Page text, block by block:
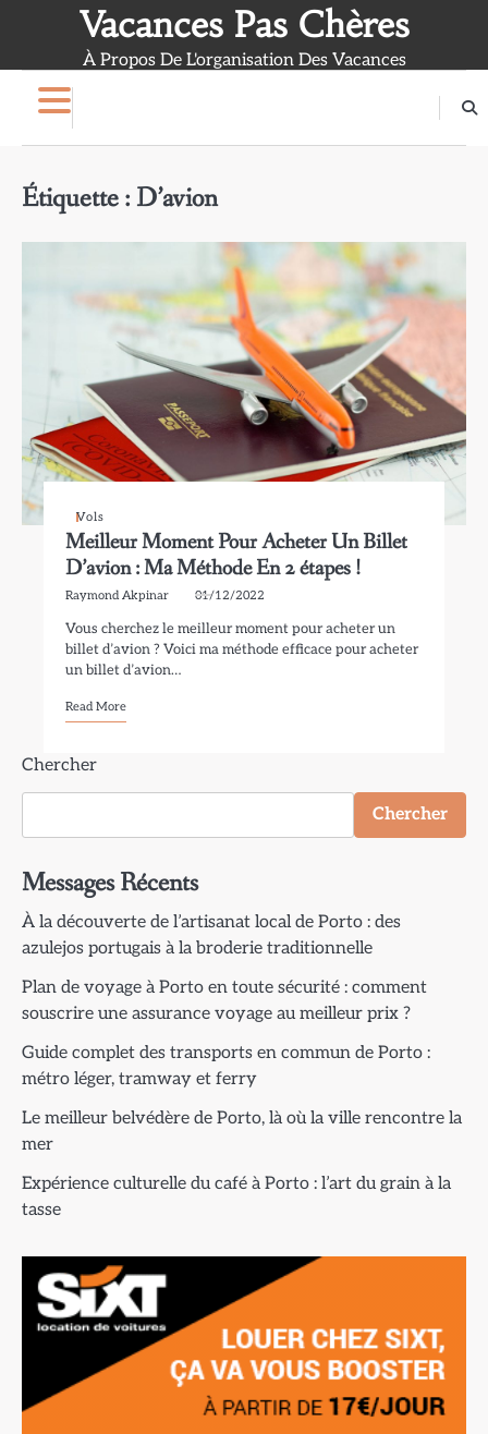
Vacances Pas Chères
À Propos De L'organisation Des Vacances
Étiquette : D’avion
Vols
Meilleur Moment Pour Acheter Un Billet
D’avion : Ma Méthode En 2 étapes !
Raymond Akpinar 01/12/2022
Vous cherchez le meilleur moment pour acheter un
billet d’avion ? Voici ma méthode efficace pour acheter
un billet d’avion…
Read More
Chercher
Chercher
Messages Récents
À la découverte de l’artisanat local de Porto : des
azulejos portugais à la broderie traditionnelle
Plan de voyage à Porto en toute sécurité : comment
souscrire une assurance voyage au meilleur prix ?
Guide complet des transports en commun de Porto :
métro léger, tramway et ferry
Le meilleur belvédère de Porto, là où la ville rencontre la
mer
Expérience culturelle du café à Porto : l’art du grain à la
tasse